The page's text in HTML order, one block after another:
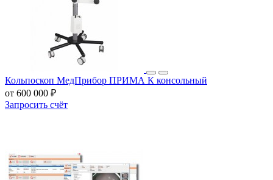
Кольпоскоп МедПрибор ПРИМА К консольный
от 600 000 ₽
Запросить счёт